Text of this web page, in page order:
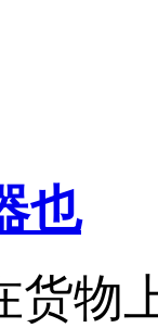
也
货物